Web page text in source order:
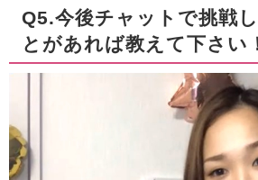
Q5.今後チャットで挑戦
とがあれば教えて下さい